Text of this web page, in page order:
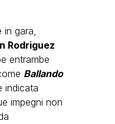
in gara,
Rodriguez
entrambe
Ballando
indicata
impegni non